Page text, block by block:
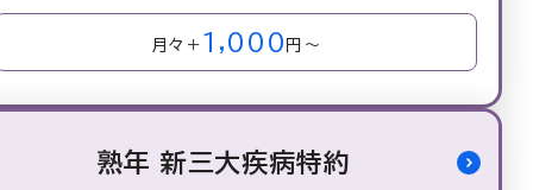
月々＋ 1,000 円～
熟年 新三大疾病特約